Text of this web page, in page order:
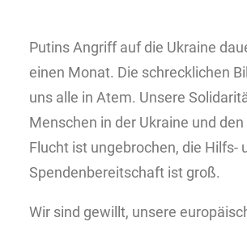
Putins Angriff auf die Ukraine
einen Monat. Die schrecklichen
uns alle in Atem. Unsere
Menschen in der Ukraine und
Flucht ist ungebrochen, die Hilfs-
Spendenbereitschaft ist groß.
Wir sind gewillt, unsere